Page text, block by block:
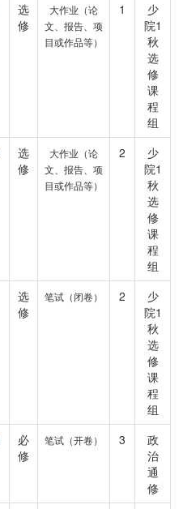
选
修
大作业（论
文、报告、项
目或作品等）
1
少
院1
秋
选
修
课
程
组
选
修
大作业（论
文、报告、项
目或作品等）
2
少
院1
秋
选
修
课
程
组
选
修
笔试（闭卷） 2
少
院1
秋
选
修
课
程
组
必
修
笔试（开卷） 3
政
治
通
修